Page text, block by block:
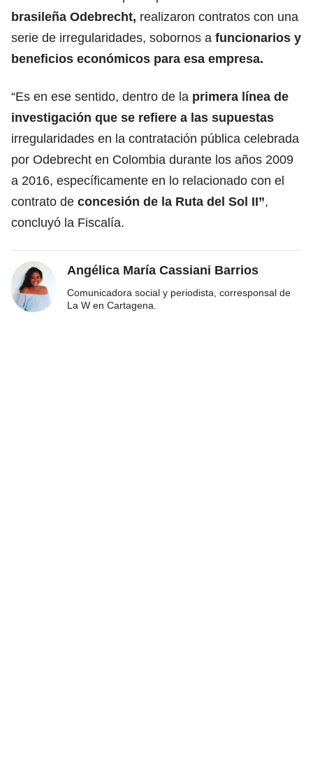
brasileña Odebrecht, realizaron contratos con una
serie de irregularidades, sobornos a funcionarios y
beneficios económicos para esa empresa.
“Es en ese sentido, dentro de la primera línea de
investigación que se refiere a las supuestas
irregularidades en la contratación pública celebrada
por Odebrecht en Colombia durante los años 2009
a 2016, específicamente en lo relacionado con el
contrato de concesión de la Ruta del Sol II”,
concluyó la Fiscalía.
Angélica María Cassiani Barrios
Comunicadora social y periodista, corresponsal de
La W en Cartagena.